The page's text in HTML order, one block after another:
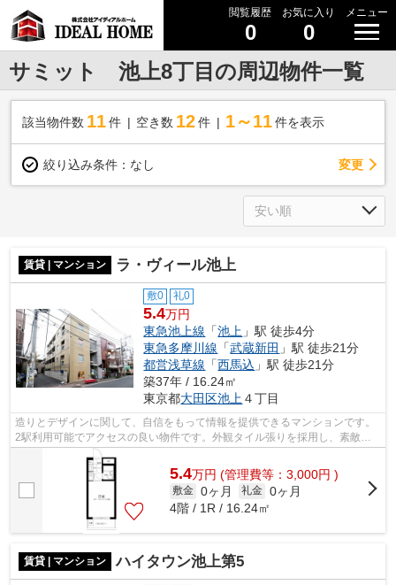
閲覧履歴
0
お気に入り
0
メニュー
サミット 池上8丁目の周辺物件一覧
該当物件数 11件 空き数 12 件 1～11 件を表示
絞り込み条件： なし 変更
賃貸 | マンション ラ・ヴィール池上
敷0 礼0
5.4万円
東急池上線 「池上 」駅 徒歩4分
東急多摩川線 「武蔵新田 」駅 徒歩21分
都営浅草線 「西馬込 」駅 徒歩21分
築37年 / 16.24㎡
東京都大田区池上４丁目
造りとデザインに関して、自信をもって情報を提供できるマンションです。
2駅利用可能でアクセスの良い物件です。外観タイル張りを採用し、素敵な
見た目を演出します。駅まで歩いてアク...
5.4万円 (管理費等：3,000円 )
敷金 0ヶ月 礼金 0ヶ月
4階 / 1R / 16.24㎡
賃貸 | マンション ハイタウン池上第5